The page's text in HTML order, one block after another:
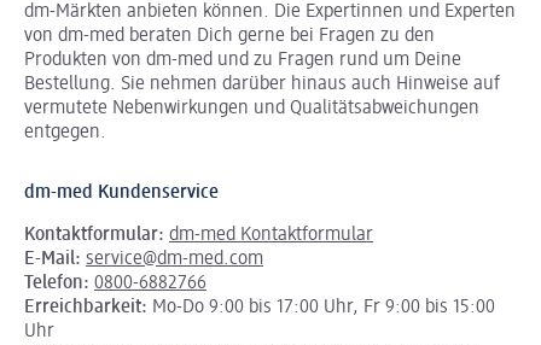
dm-Märkten anbieten können. Die Expertinnen und Experten
von dm-med beraten Dich gerne bei Fragen zu den
Produkten von dm-med und zu Fragen rund um Deine
Bestellung. Sie nehmen darüber hinaus auch Hinweise auf
vermutete Nebenwirkungen und Qualitätsabweichungen
entgegen.
dm-med Kundenservice
Kontaktformular: dm-med Kontaktformular
E-Mail: service@dm-med.com
Telefon: 0800-6882766
Erreichbarkeit: Mo-Do 9:00 bis 17:00 Uhr, Fr 9:00 bis 15:00
Uhr